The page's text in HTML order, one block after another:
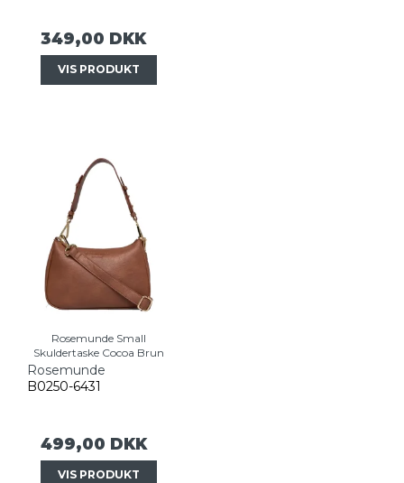
349,00 DKK
VIS PRODUKT
Rosemunde Small
Skuldertaske Cocoa Brun
Rosemunde
B0250-6431
499,00 DKK
VIS PRODUKT